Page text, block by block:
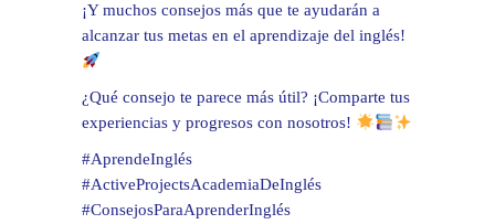
¡Y muchos consejos más que te ayudarán a
alcanzar tus metas en el aprendizaje del inglés!
¿Qué consejo te parece más útil? ¡Comparte tus
experiencias y progresos con nosotros!
#AprendeInglés
#ActiveProjectsAcademiaDeInglés
#ConsejosParaAprenderInglés